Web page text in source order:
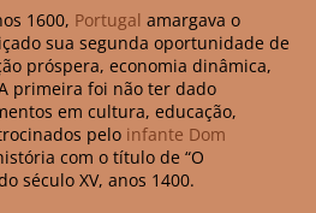
1600, Portugal amargava o
sua segunda oportunidade de
próspera, economia dinâmica,
primeira foi não ter dado
em cultura, educação,
pelo infante Dom
com o título de “O
século XV, anos 1400.